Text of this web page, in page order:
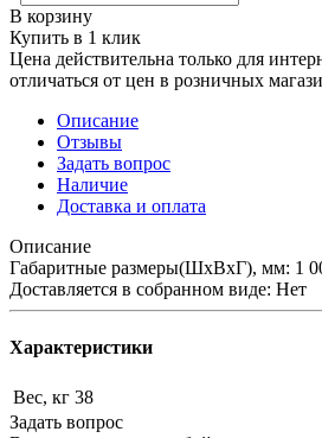
В корзину
Купить в 1 клик
Цена действительна только для
отличаться от цен в розничных
Описание
Отзывы
Задать вопрос
Наличие
Доставка и оплата
Описание
Габаритные размеры(ШхВхГ), мм: 1
Доставляется в собранном виде: Нет
Характеристики
Вес, кг 38
Задать вопрос